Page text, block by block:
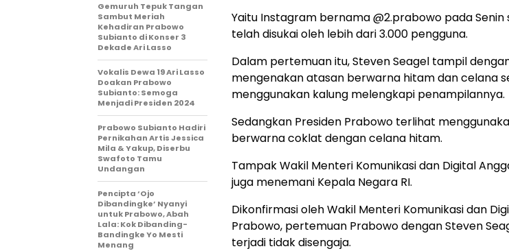
Yaitu Instagram bernama @2.prabowo pada Senin
telah disukai oleh lebih dari 3.000 pengguna.
Dalam pertemuan itu, Steven Seagel tampil
mengenakan atasan berwarna hitam dan celana
menggunakan kalung melengkapi penampilannya.
Sedangkan Presiden Prabowo terlihat
berwarna coklat dengan celana hitam.
Tampak Wakil Menteri Komunikasi dan Digital
juga menemani Kepala Negara RI.
Dikonfirmasi oleh Wakil Menteri Komunikasi dan
Prabowo, pertemuan Prabowo dengan Steven
terjadi tidak disengaja.
Gemuruh Tepuk Tangan
Sambut Meriah
Kehadiran Prabowo
Subianto di Konser 3
Dekade Ari Lasso
Vokalis Dewa 19 Ari Lasso
Doakan Prabowo
Subianto: Semoga
Menjadi Presiden 2024
Prabowo Subianto Hadiri
Pernikahan Artis Jessica
Mila & Yakup, Diserbu
Swafoto Tamu
Undangan
Pencipta ‘Ojo
Dibandingke’ Nyanyi
untuk Prabowo, Abah
Lala: Kok Dibanding-
Bandingke Yo Mesti
Menang